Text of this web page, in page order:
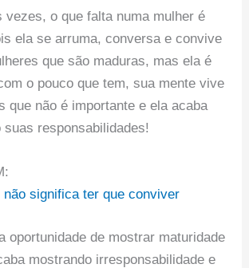
vezes, o que falta numa mulher é
ela se arruma, conversa e convive
que são maduras, mas ela é
o pouco que tem, sua mente vive
que não é importante e ela acaba
suas responsabilidades!
não significa ter que conviver
oportunidade de mostrar maturidade
mostrando irresponsabilidade e